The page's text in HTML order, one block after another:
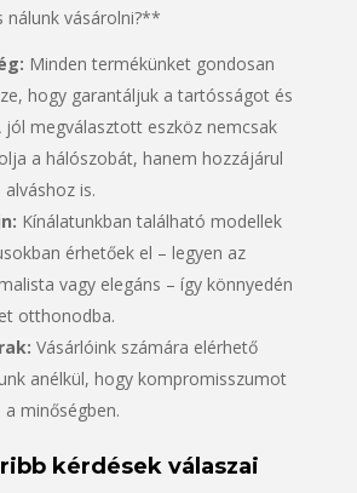
vásárolni?**
Minden termékünket gondosan
hogy garantáljuk a tartósságot és
jól megválasztott eszköz nemcsak
a hálószobát, hanem hozzájárul
is.
Kínálatunkban található modellek
érhetőek el – legyen az
vagy elegáns – így könnyedén
otthonodba.
Vásárlóink számára elérhető
anélkül, hogy kompromisszumot
minőségben.
kérdések válaszai